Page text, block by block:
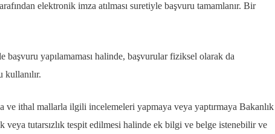
elektronik imza atılması suretiyle başvuru tamamlanır. Bir
başvuru yapılamaması halinde, başvurular fiziksel olarak da
ve ithal mallarla ilgili incelemeleri yapmaya veya yaptırmaya Bakanlık
tutarsızlık tespit edilmesi halinde ek bilgi ve belge istenebilir ve